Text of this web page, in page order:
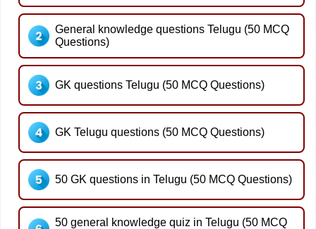
General knowledge questions Telugu (50 MCQ
Questions)
GK questions Telugu (50 MCQ Questions)
GK Telugu questions (50 MCQ Questions)
50 GK questions in Telugu (50 MCQ Questions)
50 general knowledge quiz in Telugu (50 MCQ